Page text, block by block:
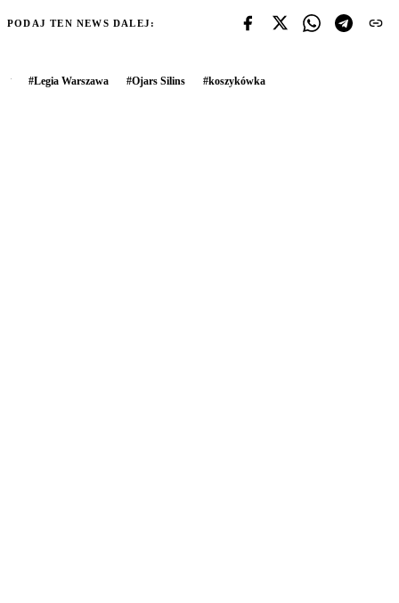
PODAJ TEN NEWS DALEJ:
#Legia Warszawa #Ojars Silins #koszykówka